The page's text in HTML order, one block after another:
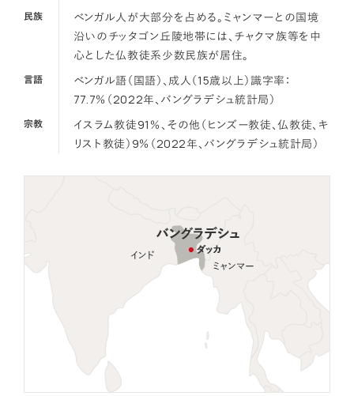
民族
ベンガル人が大部分を占める。ミャンマーとの国境
沿いのチッタゴン丘陵地帯には、チャクマ族等を中
心とした仏教徒系少数民族が居住。
言語
ベンガル語（国語）、成人（15歳以上）識字率：
77.7％（2022年、バングラデシュ統計局）
宗教
イスラム教徒91％、その他（ヒンズー教徒、仏教徒、キ
リスト教徒）9％（2022年、バングラデシュ統計局）